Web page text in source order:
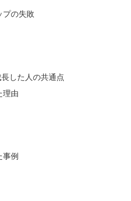
プの失敗
した人の共通点
理由
事例